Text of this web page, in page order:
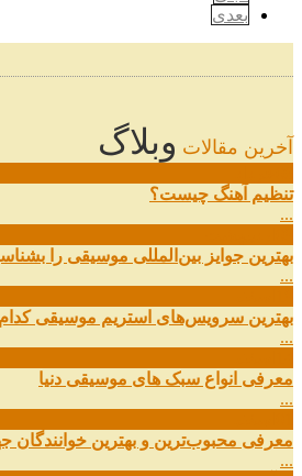
بعدی
آخرین مقالات وبلاگ
تنظیم آهنگ چیست؟
...
بهترین جوایز بین‌المللی موسیقی را
...
بهترین سرویس‌های استریم موسیقی
...
معرفی انواع سبک های موسیقی دنیا
...
معرفی محبوب‌ترین و بهترین خوانندگان
...